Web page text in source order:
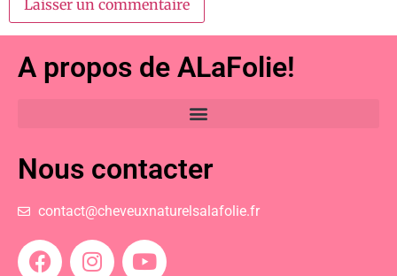
A propos de ALaFolie!
Nous contacter
contact@cheveuxnaturelsalafolie.fr